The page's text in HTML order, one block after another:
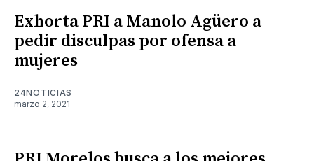
Exhorta PRI a Manolo Agüero a
pedir disculpas por ofensa a
mujeres
24NOTICIAS
marzo 2, 2021